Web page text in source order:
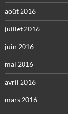
août 2016
juillet 2016
juin 2016
mai 2016
avril 2016
mars 2016